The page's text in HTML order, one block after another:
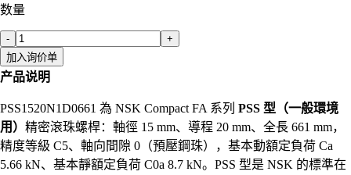
数量
-
+
加入询价单
产品说明
PSS1520N1D0661 為 NSK Compact FA 系列 PSS 型（一般環境
用） 精密滾珠螺桿：軸徑 15 mm、導程 20 mm、全長 661 mm，
精度等級 C5、軸向間隙 0（預壓鋼珠），基本動額定負荷 Ca
5.66 kN、基本靜額定負荷 C0a 8.7 kN。PSS 型是 NSK 的標準在